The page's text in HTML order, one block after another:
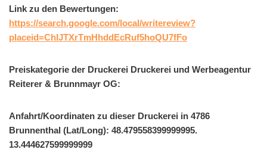
Link zu den Bewertungen:
https://search.google.com/local/writereview?
placeid=ChIJTXrTmHhddEcRuf5hoQU7fFo
Preiskategorie der Druckerei Druckerei und Werbeagentur
Reiterer & Brunnmayr OG:
Anfahrt/Koordinaten zu dieser Druckerei in 4786
Brunnenthal (Lat/Long): 48.479558399999995.
13.444627599999999